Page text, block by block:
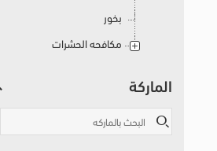
بخور
مكافحه الحشرات
الماركة